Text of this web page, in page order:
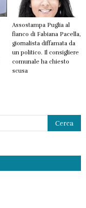
Assostampa Puglia al
fianco di Fabiana Pacella,
giornalista diffamata da
un politico. Il consigliere
comunale ha chiesto
scusa